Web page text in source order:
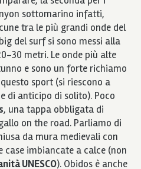
sottomarino infatti,
tra le più grandi onde del
del surf si sono messi alla
30 metri. Le onde più alte
e sono un forte richiamo
sport (si riescono a
di anticipo di solito). Poco
, una tappa obbligata di
on the road. Parliamo di
da mura medievali con
imbiancate a calce (non
UNESCO). Obidos è anche